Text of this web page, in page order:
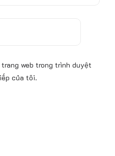
web trong trình duyệt
của tôi.